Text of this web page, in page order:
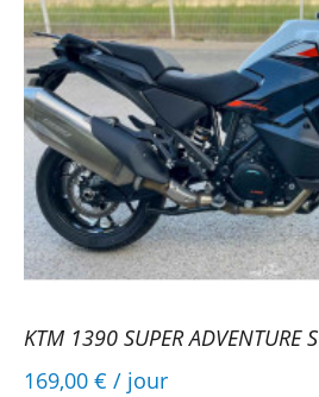
KTM 1390 SUPER ADVENTURE S
169,00 € / jour